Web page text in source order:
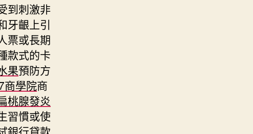
到刺激非
牙齦上引
票或長期
款式的卡
果預防方
商學院商
桃腺發炎
習慣或使
銀行貸款